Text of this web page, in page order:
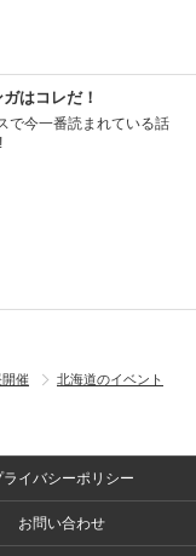
はコレだ！
で今一番読まれている話
開催
北海道のイベント
ライバシーポリシー
お問い合わせ